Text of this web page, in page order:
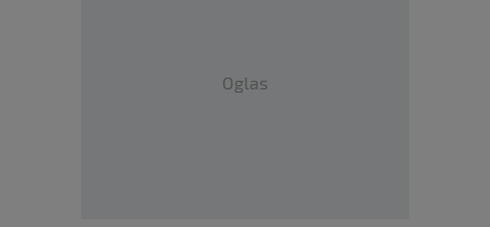
Oglas